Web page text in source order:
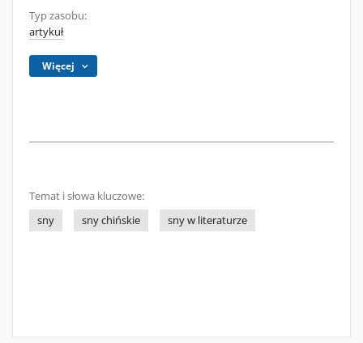
Typ zasobu:
artykuł
Więcej
Temat i słowa kluczowe:
sny
sny chińskie sny w literaturze